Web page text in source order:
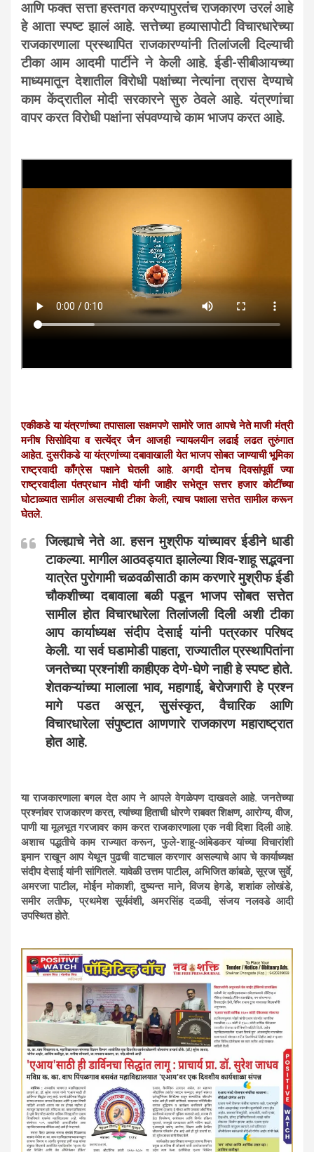
आणि फक्त सत्ता हस्तगत करण्यापुरतंच राजकारण उरलं आहे
हे आता स्पष्ट झालं आहे. सत्तेच्या हव्यासापोटी विचारधारेच्या
राजकारणाला प्रस्थापित राजकारण्यांनी तिलांजली दिल्याची
टीका आम आदमी पार्टीने ने केली आहे. ईडी-सीबीआयच्या
माध्यमातून देशातील विरोधी पक्षांच्या नेत्यांना त्रास देण्याचे
काम केंद्रातील मोदी सरकारने सुरु ठेवले आहे. यंत्रणांचा
वापर करत विरोधी पक्षांना संपवण्याचे काम भाजप करत आहे.
एकीकडे या यंत्रणांच्या तपासाला सक्षमपणे सामोरे जात आपचे नेते माजी मंत्री
मनीष सिसोदिया व सत्येंद्र जैन आजही न्यायलयीन लढाई लढत तुरुंगात
आहेत. दुसरीकडे या यंत्रणांच्या दबावाखाली येत भाजप सोबत जाण्याची भूमिका
राष्ट्रवादी काँग्रेस पक्षाने घेतली आहे. अगदी दोनच दिवसांपूर्वी ज्या
राष्ट्रवादीला पंतप्रधान मोदी यांनी जाहीर सभेतून सत्तर हजार कोटींच्या
घोटाळ्यात सामील असल्याची टीका केली, त्याच पक्षाला सत्तेत सामील करून
घेतले.
जिल्ह्याचे नेते आ. हसन मुश्रीफ यांच्यावर ईडीने धाडी
टाकल्या. मागील आठवड्यात झालेल्या शिव-शाहू सद्भवना
यात्रेत पुरोगामी चळवळीसाठी काम करणारे मुश्रीफ ईडी
चौकशीच्या दबावाला बळी पडून भाजप सोबत सत्तेत
सामील होत विचारधारेला तिलांजली दिली अशी टीका
आप कार्याध्यक्ष संदीप देसाई यांनी पत्रकार परिषद
केली. या सर्व घडामोडी पाहता, राज्यातील प्रस्थापितांना
जनतेच्या प्रश्नांशी काहीएक देणे-घेणे नाही हे स्पष्ट होते.
शेतकऱ्यांच्या मालाला भाव, महागाई, बेरोजगारी हे प्रश्न
मागे पडत असून, सुसंस्कृत, वैचारिक आणि
विचारधारेला संपुष्टात आणणारे राजकारण महाराष्ट्रात
होत आहे.
या राजकारणाला बगल देत आप ने आपले वेगळेपण दाखवले आहे. जनतेच्या
प्रश्नांवर राजकारण करत, त्यांच्या हिताची धोरणे राबवत शिक्षण, आरोग्य, वीज,
पाणी या मूलभूत गरजावर काम करत राजकारणाला एक नवी दिशा दिली आहे.
अशाच पद्धतीचे काम राज्यात करून, फुले-शाहू-आंबेडकर यांच्या विचारांशी
इमान राखून आप येथून पुढची वाटचाल करणार असल्याचे आप चे कार्याध्यक्ष
संदीप देसाई यांनी सांगितले. यावेळी उत्तम पाटील, अभिजित कांबळे, सूरज सुर्वे,
अमरजा पाटील, मोईन मोकाशी, दुष्यन्त माने, विजय हेगडे, शशांक लोखंडे,
समीर लतीफ, प्रथमेश सूर्यवंशी, अमरसिंह दळवी, संजय नलवडे आदी
उपस्थित होते.